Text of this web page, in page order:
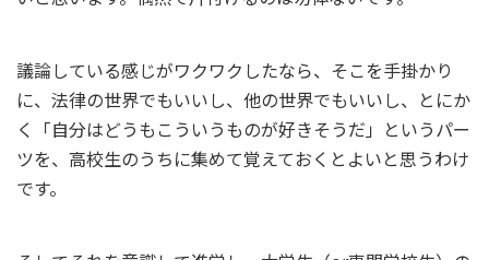
議論している感じがワクワクしたなら、そこを手掛かり
に、法律の世界でもいいし、他の世界でもいいし、とにか
く「自分はどうもこういうものが好きそうだ」というパー
ツを、高校生のうちに集めて覚えておくとよいと思うわけ
です。